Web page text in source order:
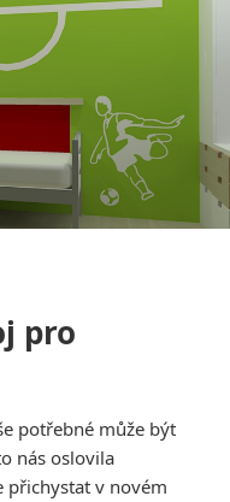
pro
potřebné může být
nás oslovila
přichystat v novém